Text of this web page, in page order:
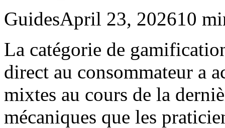
GuidesApril 23, 202610
La catégorie de
direct au consommateur a
mixtes au cours de la
mécaniques que les